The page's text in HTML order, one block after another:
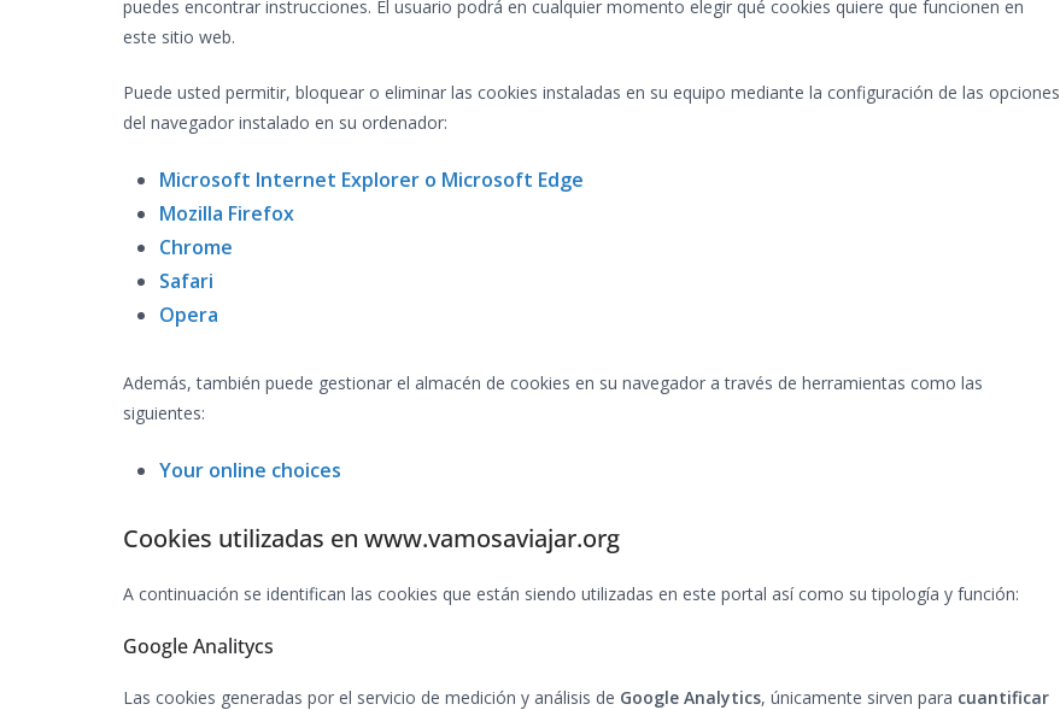
puedes encontrar instrucciones. El usuario podrá en cualquier momento elegir qué cookies quiere que funcionen en
este sitio web.
Puede usted permitir, bloquear o eliminar las cookies instaladas en su equipo mediante la configuración de las opciones
del navegador instalado en su ordenador:
Microsoft Internet Explorer o Microsoft Edge
Mozilla Firefox
Chrome
Safari
Opera
Además, también puede gestionar el almacén de cookies en su navegador a través de herramientas como las
siguientes:
Your online choices
Cookies utilizadas en www.vamosaviajar.org
A continuación se identifican las cookies que están siendo utilizadas en este portal así como su tipología y función:
Google Analitycs
Las cookies generadas por el servicio de medición y análisis de Google Analytics, únicamente sirven para cuantificar